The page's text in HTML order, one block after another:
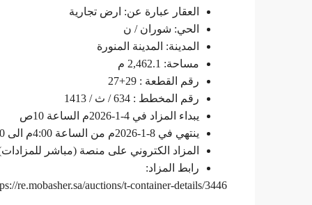
العقار عبارة عن: ارض تجارية
الحي: شوران / ن
المدينة: المدينة المنورة
مساحة: 2,462.1 م
رقم القطعة : 29+27
رقم المخطط : 634 / ث / 1413
يبداء المزاد في 4-1-2026م الساعة 10ص
ينتهي في 8-1-2026م من الساعة 4:00م الى 4:30م
المزاد الكتروني على منصة (مباشر
رابط المزاد:
re.mobasher.sa/auctions/t-container-details/3446